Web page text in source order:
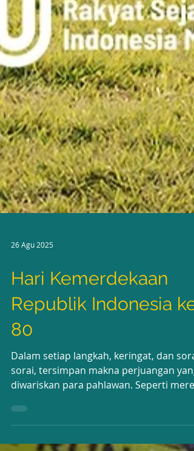
26 Agu 2025
Hari Kemerdekaan
Republik Indonesia ke-
80
sorai, tersimpan makna perjuangan yang
diwariskan para pahlawan. Seperti
yang berjuang...